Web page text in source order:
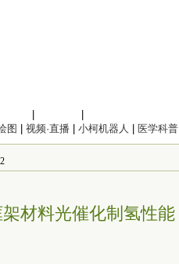
图 视频·直播 小柯机器人 医学科普
材料光催化制氢性能